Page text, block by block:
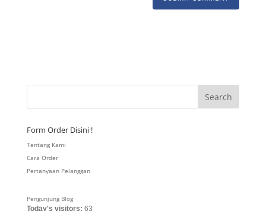
Form Order Disini !
Tentang Kami
Cara Order
Pertanyaan Pelanggan
Pengunjung Blog
Today's visitors: 63